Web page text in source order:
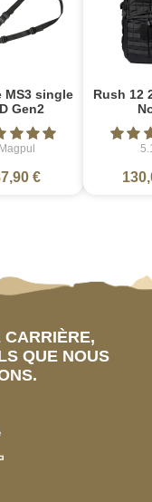
MS3 single
Gen2
Magpul
€
Rush 12
CARRIÈRE,
QUE NOUS